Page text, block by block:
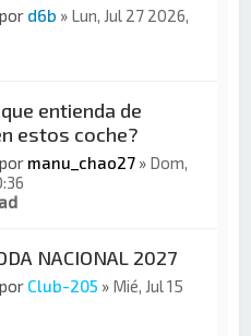
d6b » Lun, Jul 27 2026,
entienda de
estos coche?
manu_chao27 » Dom,
NACIONAL 2027
Club-205 » Mié, Jul 15